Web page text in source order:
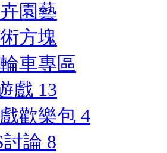
園藝
方塊
車專區
戲 13
歡樂包 4
討論 8